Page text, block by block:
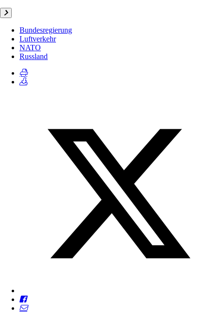
Bundesregierung
Luftverkehr
NATO
Russland